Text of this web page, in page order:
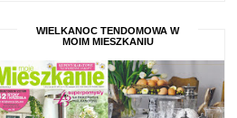
WIELKANOC TENDOMOWA W
MOIM MIESZKANIU